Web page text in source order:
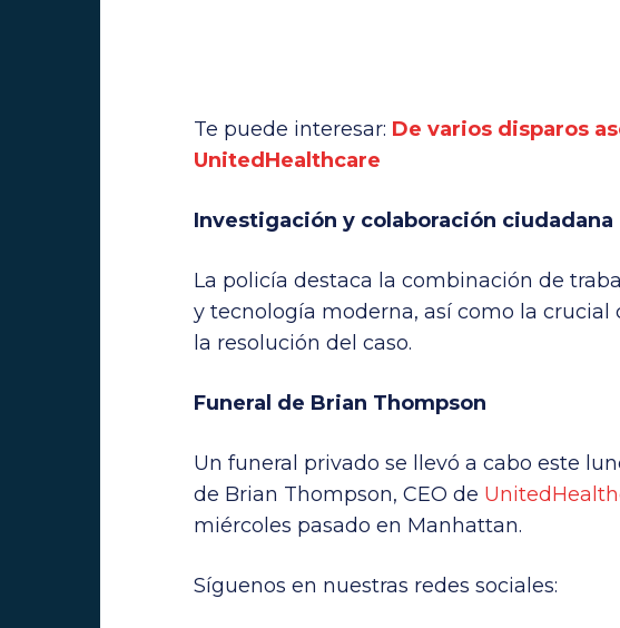
Te puede interesar: De varios disparos
UnitedHealthcare
Investigación y colaboración ciudadana
La policía destaca la combinación de
y tecnología moderna, así como la crucial
la resolución del caso.
Funeral de Brian Thompson
Un funeral privado se llevó a cabo este
de Brian Thompson, CEO de
miércoles pasado en Manhattan.
Síguenos en nuestras redes sociales: